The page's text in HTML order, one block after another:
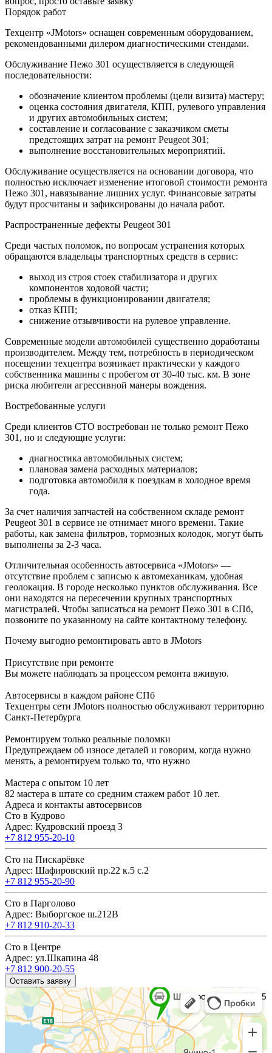
Порядок работ
Техцентр «JMotors» оснащен современным оборудованием,
рекомендованными дилером диагностическими стендами.
Обслуживание Пежо 301 осуществляется в следующей
последовательности:
обозначение клиентом проблемы (цели визита) мастеру;
оценка состояния двигателя, КПП, рулевого управления
и других автомобильных систем;
составление и согласование с заказчиком сметы
предстоящих затрат на ремонт Peugeot 301;
выполнение восстановительных мероприятий.
Обслуживание осуществляется на основании договора, что
полностью исключает изменение итоговой стоимости ремонта
Пежо 301, навязывание лишних услуг. Финансовые затраты
будут просчитаны и зафиксированы до начала работ.
Распространенные дефекты Peugeot 301
Среди частых поломок, по вопросам устранения которых
обращаются владельцы транспортных средств в сервис:
выход из строя стоек стабилизатора и других
компонентов ходовой части;
проблемы в функционировании двигателя;
отказ КПП;
снижение отзывчивости на рулевое управление.
Современные модели автомобилей существенно доработаны
производителем. Между тем, потребность в периодическом
посещении техцентра возникает практически у каждого
собственника машины с пробегом от 30-40 тыс. км. В зоне
риска любители агрессивной манеры вождения.
Востребованные услуги
Среди клиентов СТО востребован не только ремонт Пежо
301, но и следующие услуги:
диагностика автомобильных систем;
плановая замена расходных материалов;
подготовка автомобиля к поездкам в холодное время
года.
За счет наличия запчастей на собственном складе ремонт
Peugeot 301 в сервисе не отнимает много времени. Такие
работы, как замена фильтров, тормозных колодок, могут быть
выполнены за 2-3 часа.
Отличительная особенность автосервиса «JMotors» —
отсутствие проблем с записью к автомеханикам, удобная
геолокация. В городе несколько пунктов обслуживания. Все
они находятся на пересечении крупных транспортных
магистралей. Чтобы записаться на ремонт Пежо 301 в СПб,
позвоните по указанному на сайте контактному телефону.
Почему выгодно ремонтировать авто в JMotors
Присутствие при ремонте
Вы можете наблюдать за процессом ремонта вживую.
Автосервисы в каждом районе СПб
Техцентры сети JMotors полностью обслуживают территорию
Санкт-Петербурга
Ремонтируем только реальные поломки
Предупреждаем об износе деталей и говорим, когда нужно
менять, а ремонтируем только то, что нужно
Мастера с опытом 10 лет
82 мастера в штате со средним стажем работ 10 лет.
Адреса и контакты автосервисов
Сто в Кудрово
Адрес: Кудровский проезд 3
+7 812 955-20-10
Сто на Пискарёвке
Адрес: Шафировский пр.22 к.5 с.2
+7 812 955-20-90
Сто в Парголово
Адрес: Выборгское ш.212В
+7 812 910-20-33
Сто в Центре
Адрес: ул.Шкапина 48
+7 812 900-20-55
Оставить заявку